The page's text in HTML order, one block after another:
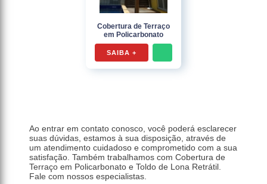
Cobertura de Terraço
em Policarbonato
SAIBA +
Ao entrar em contato conosco, você poderá esclarecer
suas dúvidas, estamos à sua disposição, através de
um atendimento cuidadoso e comprometido com a sua
satisfação. Também trabalhamos com Cobertura de
Terraço em Policarbonato e Toldo de Lona Retrátil.
Fale com nossos especialistas.